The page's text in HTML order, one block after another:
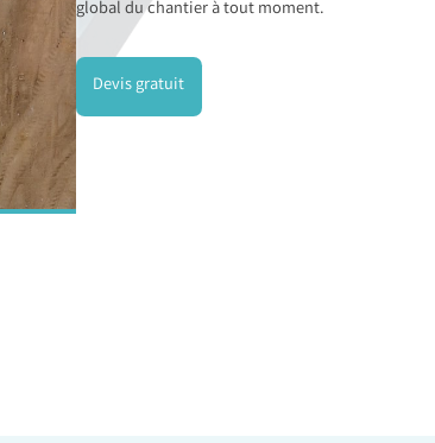
global du chantier à tout moment.
Devis gratuit